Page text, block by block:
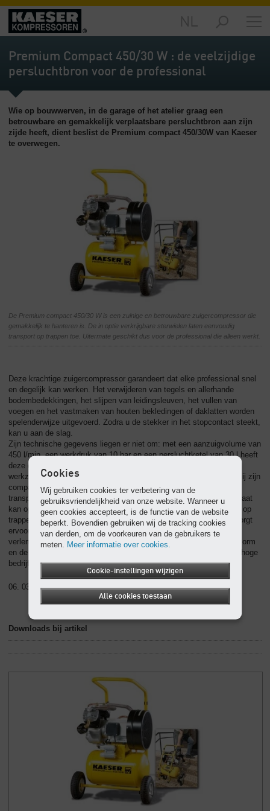
Producten
-
Overzicht
Overzicht
Service
Premium Compact 450/30 W : de veelzijdige
persluchtbron voor de professional
Wie op bouwwerven, in de garage of het atelier graag een
betrouwbare en gemakkelijk verplaatsbare persluchtbron aan zijn
zijde heeft, dient beslist de Premium compact 450/30W van Kaeser
te overwegen.
De Premium compact 450/30 W is een zuinige en betrouwbare zuigercompressor die
gemakkelijk te hanteren is. De in optie verkrijgbare sterwielen laten eenvoudig
transport op trappen toe. Uitermate geschikt dus voor de professional die alleen werkt.
Deze krachtige zuigercompressor garandeert dat elke professional snel
en degelijk kan werken. Het verwijderen van tegels en allerhande
bodembedekkingen, het slijpen van leidingsleuven, het vullen van
voegen en het vastmaken van houten bekledingen of daklatten worden
spelenderwijze uitgevoerd. Zodra u de stekker in het stopcontact steekt,
kan u aan de slag.
Zijn technische gegevens liegen er niet om: met een aanzuigvolume van
450 l/min, een werkdruk van 10 bar en een persluchtketel van 30 l heeft
deze compressor voldoende troeven in huis voor alle professionele
werkzaamheden in de garage, het atelier of op de bouwwerf. Dankzij zijn
compacte design en lage gewicht, zijn stevige wieltjes en sterke
transportbeugel kan hij snel ingezet worden waar nodig. Het aggregaat
kan op aanvraag uitgerust worden met sterwielen, die het transport op
trappen aanzienlijk vergemakkelijken. Zijn robuuste elektromotor zorgt
ervoor dat hij altijd betrouwbaar opstart, ook bij aansluiting via een
verlengkabel. De quasi onverslijtbare "High Quality Cilinders” in V-vorm
en de corrosievrije ventielen dragen bij tot de lange levensduur, de hoge
bedrijfszekerheid en de betrouwbaarheid van de compressor.
06. 03. 2006 , Herkdruk toegestaan – Document gewenst
Downloads bij artikel
Cookies
Wij gebruiken cookies ter verbetering van de
gebruiksvriendelijkheid van onze website. Wanneer u
geen cookies accepteert, is de functie van de website
beperkt. Bovendien gebruiken wij de tracking cookies
van derden, om de voorkeuren van de gebruikers te
meten. Meer informatie over cookies.
Cookie-instellingen wijzigen
Alle cookies toestaan